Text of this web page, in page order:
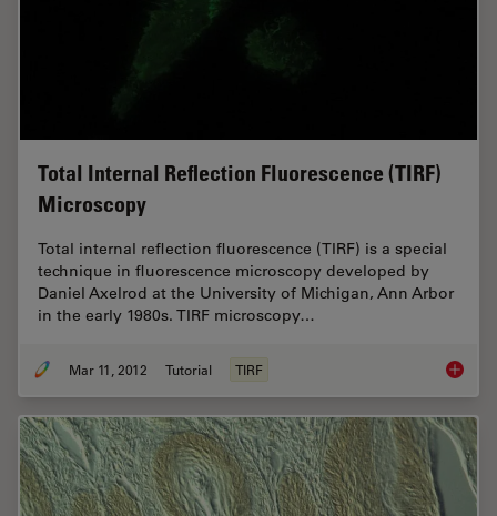
Total Internal Reflection Fluorescence (TIRF)
Microscopy
Total internal reflection fluorescence (TIRF) is a special
technique in fluorescence microscopy developed by
Daniel Axelrod at the University of Michigan, Ann Arbor
in the early 1980s. TIRF microscopy…
Mar 11, 2012 Tutorial TIRF Total